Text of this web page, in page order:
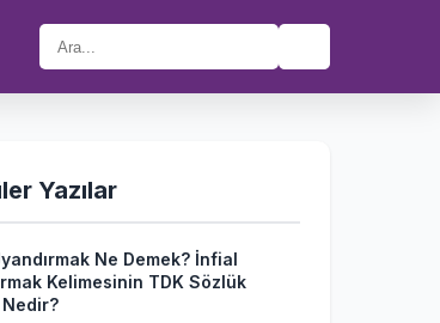
Yazılar
Ne Demek? İnfial
Kelimesinin TDK Sözlük
Nedir?